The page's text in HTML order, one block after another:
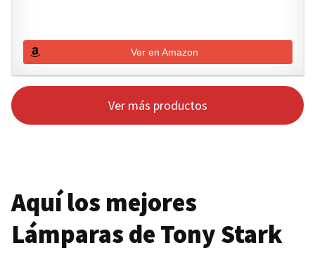
Ver en Amazon
Ver más productos
Aquí los mejores
Lámparas de Tony Stark